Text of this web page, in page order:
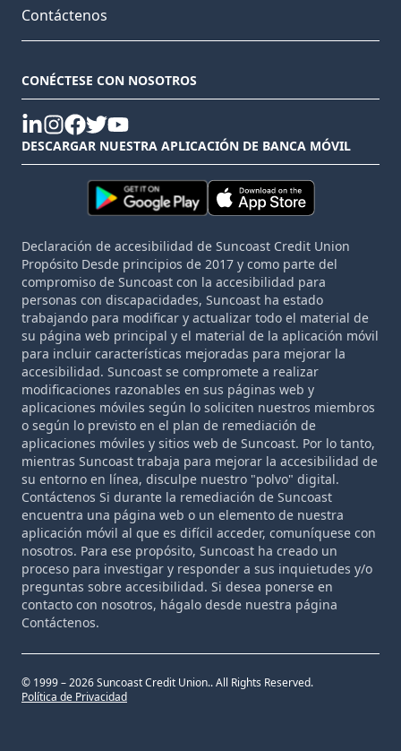
Contáctenos
CONÉCTESE CON NOSOTROS
linkedin
instagram
facebook
twitteryoutube
DESCARGAR NUESTRA APLICACIÓN DE BANCA MÓVIL
Declaración de accesibilidad de Suncoast Credit Union
Propósito Desde principios de 2017 y como parte del
compromiso de Suncoast con la accesibilidad para
personas con discapacidades, Suncoast ha estado
trabajando para modificar y actualizar todo el material de
su página web principal y el material de la aplicación móvil
para incluir características mejoradas para mejorar la
accesibilidad. Suncoast se compromete a realizar
modificaciones razonables en sus páginas web y
aplicaciones móviles según lo soliciten nuestros miembros
o según lo previsto en el plan de remediación de
aplicaciones móviles y sitios web de Suncoast. Por lo tanto,
mientras Suncoast trabaja para mejorar la accesibilidad de
su entorno en línea, disculpe nuestro "polvo" digital.
Contáctenos Si durante la remediación de Suncoast
encuentra una página web o un elemento de nuestra
aplicación móvil al que es difícil acceder, comuníquese con
nosotros. Para ese propósito, Suncoast ha creado un
proceso para investigar y responder a sus inquietudes y/o
preguntas sobre accesibilidad. Si desea ponerse en
contacto con nosotros, hágalo desde nuestra página
Contáctenos.
© 1999 – 2026 Suncoast Credit Union.. All Rights Reserved.
Política de Privacidad